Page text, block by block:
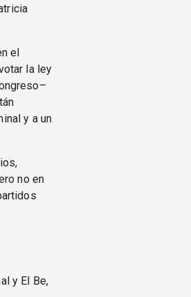
el
la ley
y a un
no en
y El Be,